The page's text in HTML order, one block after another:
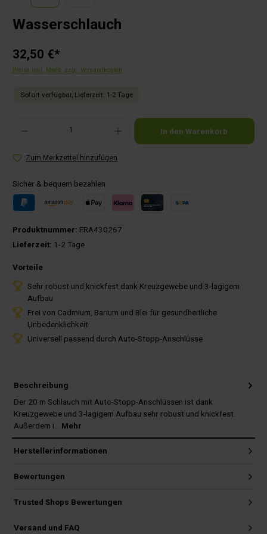
Wasserschlauch
32,50 €*
Preise inkl. MwSt. zzgl. Versandkosten
Sofort verfügbar, Lieferzeit: 1-2 Tage
Produkt Anzahl: Gib den gewünschten Wert ein oder benutze die Schaltflächen um die
In den Warenkorb
Zum Merkzettel hinzufügen
Sicher & bequem bezahlen
Produktnummer: FRA430267
Lieferzeit: 1-2 Tage
Vorteile
Sehr robust und knickfest dank Kreuzgewebe und 3-lagigem
Aufbau
Frei von Cadmium, Barium und Blei für gesundheitliche
Unbedenklichkeit
Universell passend durch Auto-Stopp-Anschlüsse
Beschreibung
Der 20 m Schlauch mit Auto-Stopp-Anschlüssen ist dank
Kreuzgewebe und 3-lagigem Aufbau sehr robust und knickfest.
Außerdem i… Mehr
Herstellerinformationen
Bewertungen
Trusted Shops Bewertungen
Versand und FAQ